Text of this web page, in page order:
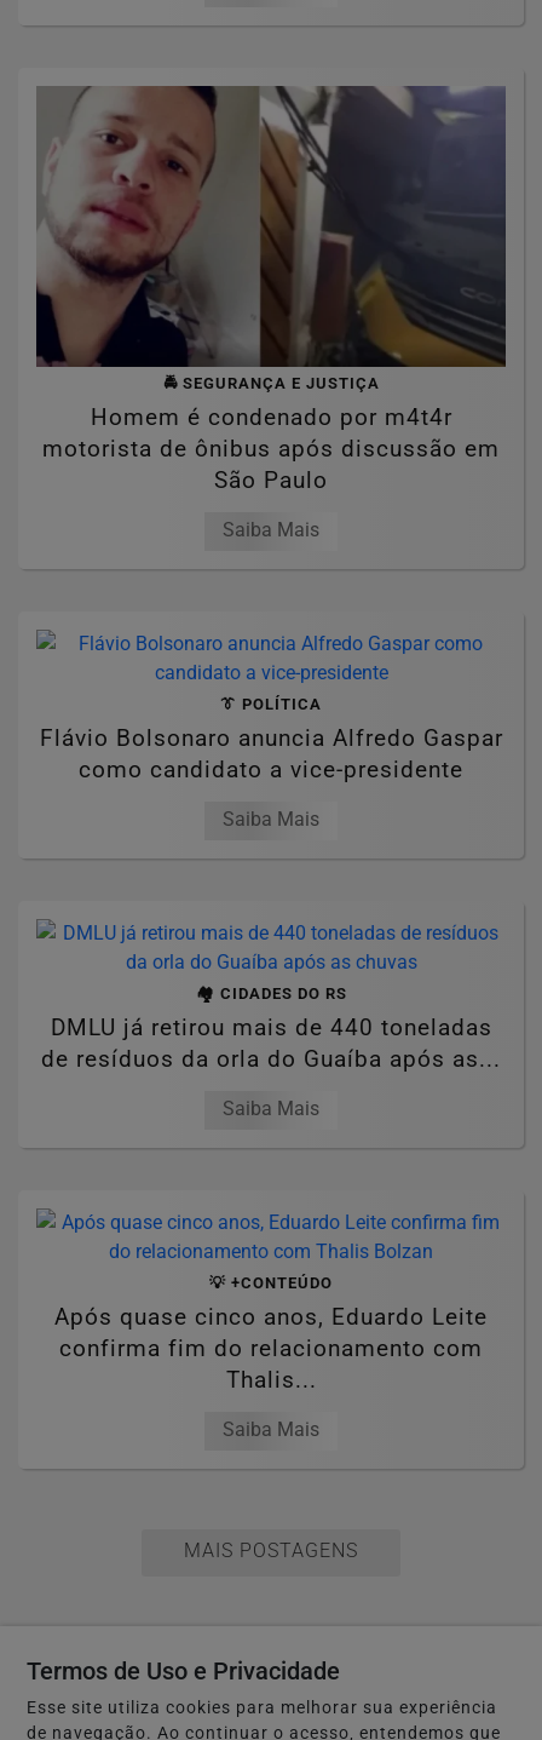
🚔 SEGURANÇA E JUSTIÇA
Homem é condenado por m4t4r
motorista de ônibus após discussão em
São Paulo
Saiba Mais
👔 POLÍTICA
Flávio Bolsonaro anuncia Alfredo Gaspar
como candidato a vice-presidente
Saiba Mais
🏘️ CIDADES DO RS
DMLU já retirou mais de 440 toneladas
de resíduos da orla do Guaíba após as...
Saiba Mais
💡 +CONTEÚDO
Após quase cinco anos, Eduardo Leite
confirma fim do relacionamento com
Thalis...
Saiba Mais
MAIS POSTAGENS
Não possui uma conta?
Termos de Uso e Privacidade
Esse site utiliza cookies para melhorar sua experiência
de navegação. Ao continuar o acesso, entendemos que